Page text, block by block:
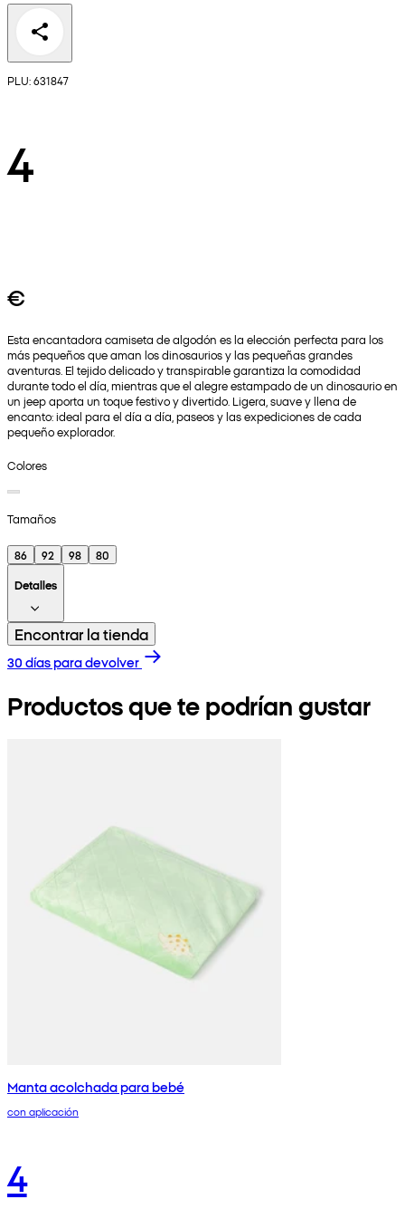
PLU: 631847
4
€
Esta encantadora camiseta de algodón es la elección perfecta para los
más pequeños que aman los dinosaurios y las pequeñas grandes
aventuras. El tejido delicado y transpirable garantiza la comodidad
durante todo el día, mientras que el alegre estampado de un dinosaurio en
un jeep aporta un toque festivo y divertido. Ligera, suave y llena de
encanto: ideal para el día a día, paseos y las expediciones de cada
pequeño explorador.
Colores
Tamaños
86 92 98
80
Detalles
Encontrar la tienda
30 días para devolver
Productos que te podrían gustar
Manta acolchada para bebé
con aplicación
4